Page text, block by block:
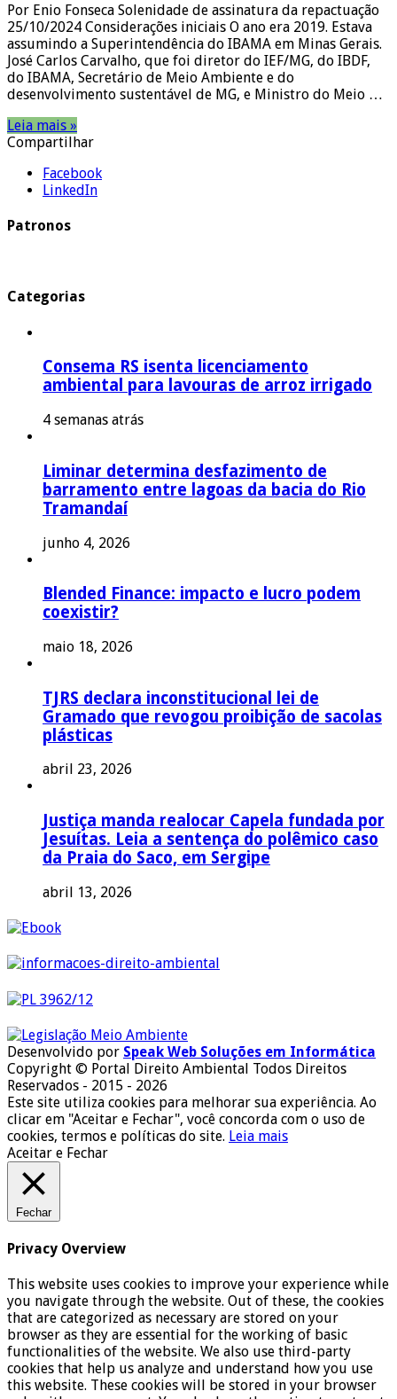
Por Enio Fonseca Solenidade de assinatura da repactuação
25/10/2024 Considerações iniciais O ano era 2019. Estava
assumindo a Superintendência do IBAMA em Minas Gerais.
José Carlos Carvalho, que foi diretor do IEF/MG, do IBDF,
do IBAMA, Secretário de Meio Ambiente e do
desenvolvimento sustentável de MG, e Ministro do Meio …
Leia mais »
Compartilhar
Facebook
LinkedIn
Patronos
Categorias
Consema RS isenta licenciamento
ambiental para lavouras de arroz irrigado
4 semanas atrás
Liminar determina desfazimento de
barramento entre lagoas da bacia do Rio
Tramandaí
junho 4, 2026
Blended Finance: impacto e lucro podem
coexistir?
maio 18, 2026
TJRS declara inconstitucional lei de
Gramado que revogou proibição de sacolas
plásticas
abril 23, 2026
Justiça manda realocar Capela fundada por
Jesuítas. Leia a sentença do polêmico caso
da Praia do Saco, em Sergipe
abril 13, 2026
Desenvolvido por Speak Web Soluções em Informática
Copyright © Portal Direito Ambiental Todos Direitos
Reservados - 2015 - 2026
Este site utiliza cookies para melhorar sua experiência. Ao
clicar em "Aceitar e Fechar", você concorda com o uso de
cookies, termos e políticas do site. Leia mais
Aceitar e Fechar
Fechar
Privacy Overview
This website uses cookies to improve your experience while
you navigate through the website. Out of these, the cookies
that are categorized as necessary are stored on your
browser as they are essential for the working of basic
functionalities of the website. We also use third-party
cookies that help us analyze and understand how you use
this website. These cookies will be stored in your browser